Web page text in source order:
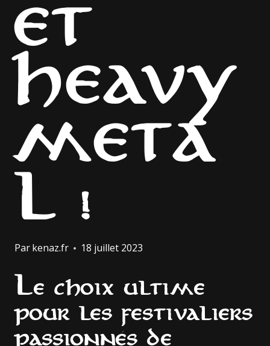
ET
HEAVY
META
L !
Parkenaz.fr 18 juillet 2023
Le choix ultime
pour les festivaliers
passionnés de